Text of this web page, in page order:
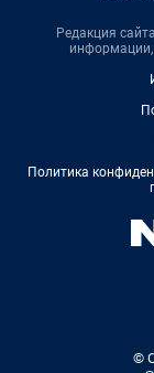
Редакция
Политика
©